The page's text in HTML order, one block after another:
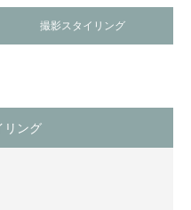
撮影スタイリング
リング